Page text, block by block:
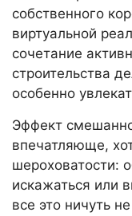
собственного
виртуальной
сочетание
строительства
особенно
Эффект
впечатляюще,
шероховатости:
искажаться или
все это ничуть